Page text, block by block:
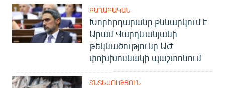
ՔԱՂԱՔԱԿԱՆ
Խորհրդարանը քննարկում է
Արամ Վարդևանյանի
թեկնածությունը ԱԺ
փոխխոսնակի պաշտոնում
ՏՆՏԵՍՈՒԹՅՈՒՆ